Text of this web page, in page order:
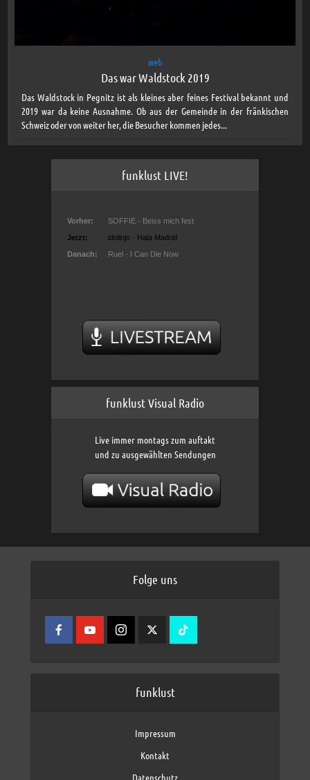
web
Das war Waldstock 2019
Das Waldstock in Pegnitz ist als kleines aber feines Festival bekannt und
2019 war da keine Ausnahme. Ob aus der Gemeinde in der fränkischen
Schweiz oder von weiter her, die Besucher kommen jedes...
funklust LIVE!
funklust Visual Radio
Live immer montags zum auftakt
und zu ausgewählten Sendungen
Folge uns
funklust
Impressum
Kontakt
Datenschutz